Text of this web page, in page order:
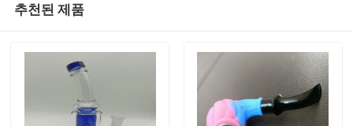
추천된 제품